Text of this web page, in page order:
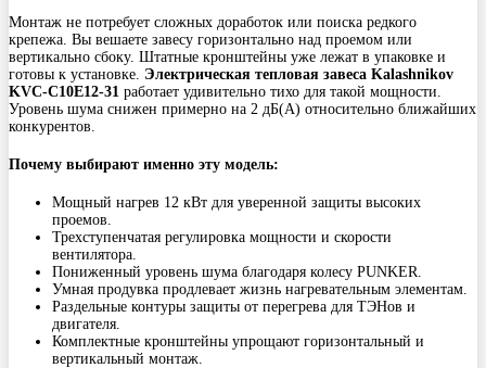
Монтаж не потребует сложных доработок или поиска редкого
крепежа. Вы вешаете завесу горизонтально над проемом или
вертикально сбоку. Штатные кронштейны уже лежат в упаковке и
готовы к установке. Электрическая тепловая завеса Kalashnikov
KVC-C10E12-31 работает удивительно тихо для такой мощности.
Уровень шума снижен примерно на 2 дБ(А) относительно ближайших
конкурентов.
Почему выбирают именно эту модель:
Мощный нагрев 12 кВт для уверенной защиты высоких
проемов.
Трехступенчатая регулировка мощности и скорости
вентилятора.
Пониженный уровень шума благодаря колесу PUNKER.
Умная продувка продлевает жизнь нагревательным элементам.
Раздельные контуры защиты от перегрева для ТЭНов и
двигателя.
Комплектные кронштейны упрощают горизонтальный и
вертикальный монтаж.